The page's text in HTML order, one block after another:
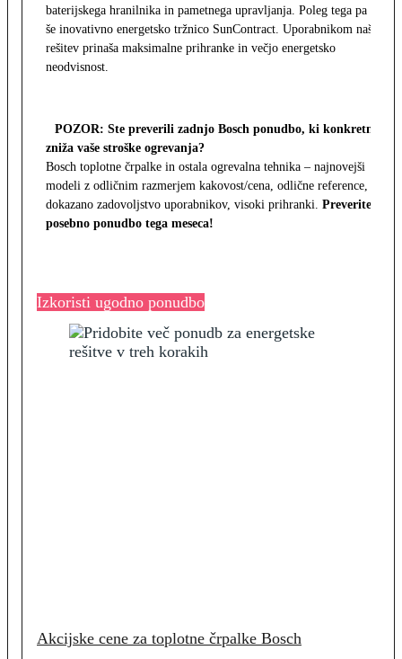
baterijskega hranilnika in pametnega upravljanja. Poleg tega pa
še inovativno energetsko tržnico SunContract. Uporabnikom naša
rešitev prinaša maksimalne prihranke in večjo energetsko
neodvisnost.
POZOR: Ste preverili zadnjo Bosch ponudbo, ki konkretno
zniža vaše stroške ogrevanja?
Bosch toplotne črpalke in ostala ogrevalna tehnika – najnovejši
modeli z odličnim razmerjem kakovost/cena, odlične reference,
dokazano zadovoljstvo uporabnikov, visoki prihranki. Preverite
posebno ponudbo tega meseca!
Izkoristi ugodno ponudbo
Akcijske cene za toplotne črpalke Bosch